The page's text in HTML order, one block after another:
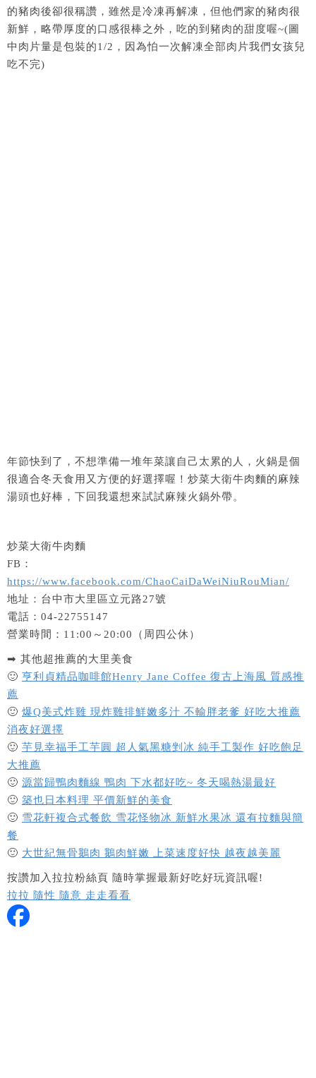
的豬肉後卻很稱讚，雖然是冷凍再解凍，但他們家的豬肉很
新鮮，略帶厚度的口感很棒之外，吃的到豬肉的甜度喔~(圖
中肉片量是包裝的1/2，因為怕一次解凍全部肉片我們女孩兒
吃不完)
年節快到了，不想準備一堆年菜讓自己太累的人，火鍋是個
很適合冬天食用又方便的好選擇喔！炒菜大衛牛肉麵的麻辣
湯頭也好棒，下回我還想來試試麻辣火鍋外帶。
炒菜大衛牛肉麵
FB：
https://www.facebook.com/ChaoCaiDaWeiNiuRouMian/
地址：台中市大里區立元路27號
電話：04-22755147
營業時間：11:00～20:00（周四公休）
➡ 其他超推薦的大里美食
🙂 亨利貞精品咖啡館Henry Jane Coffee 復古上海風 質感推
薦
🙂 爆Q美式炸雞 現炸雞排鮮嫩多汁 不輸胖老爹 好吃大推薦
消夜好選擇
🙂 芋見幸福手工芋圓 超人氣黑糖剉冰 純手工製作 好吃飽足
大推薦
🙂 源當歸鴨肉麵線 鴨肉 下水都好吃~ 冬天喝熱湯最好
🙂 築也日本料理 平價新鮮的美食
🙂 雪花軒複合式餐飲 雪花怪物冰 新鮮水果冰 還有拉麵與簡
餐
🙂 大世紀無骨鵝肉 鵝肉鮮嫩 上菜速度好快 越夜越美麗
按讚加入拉拉粉絲頁 隨時掌握最新好吃好玩資訊喔!
拉拉 隨性 隨意 走走看看